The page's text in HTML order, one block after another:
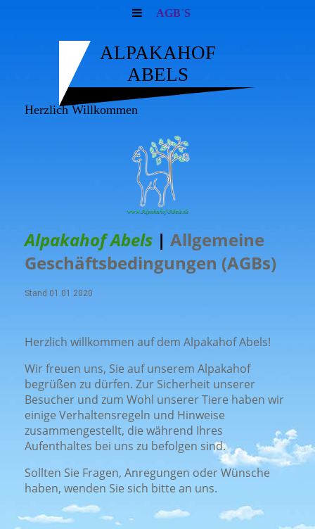
AGB´S
ALPAKAHOF
ABELS
Herzlich Willkommen
Alpakahof Abels | Allgemeine
Geschäftsbedingungen (AGBs)
Stand 01.01.2020
Herzlich willkommen auf dem Alpakahof Abels!
Wir freuen uns, Sie auf unserem Alpakahof
begrüßen zu dürfen. Zur Sicherheit unserer
Besucher und zum Wohl unserer Tiere haben wir
einige Verhaltensregeln und Hinweise
zusammengestellt, die während Ihres
Aufenthaltes bei uns zu befolgen sind.
Sollten Sie Fragen, Anregungen oder Wünsche
haben, wenden Sie sich bitte an uns.